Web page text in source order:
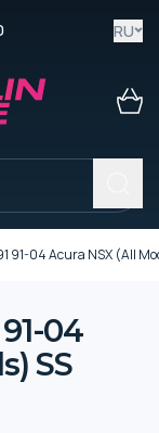
RU
91-04 Acura NSX (All
04
SS